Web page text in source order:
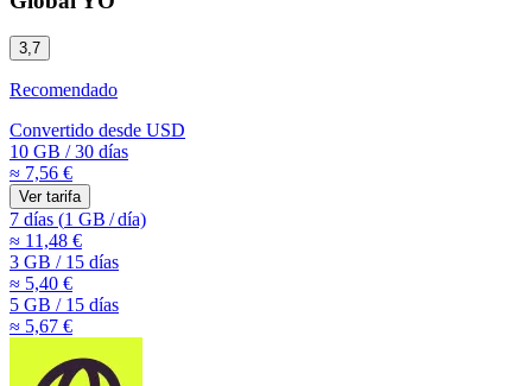
3,7
Recomendado
Convertido desde USD
10 GB /30 días
≈ 7,56 €
Ver tarifa
7 días (1 GB /día)
≈ 11,48 €
3 GB /15 días
≈ 5,40 €
5 GB /15 días
≈ 5,67 €